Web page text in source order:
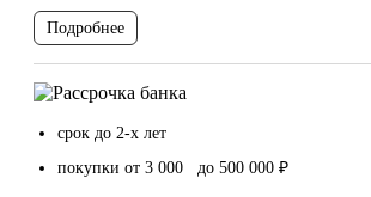
Подробнее
срок до 2-х лет
покупки от 3 000 до 500 000 ₽